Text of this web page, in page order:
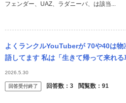
フェンダー、UAZ、ラダニーバ、は該当...
よくランクルYouTuberが 70や40は
語してます 私は「生きて帰って来れ
物」というキャッチコピーは 度を過ぎ
2026.5.30
回答受付終了 回答数： 3 閲覧数： 91